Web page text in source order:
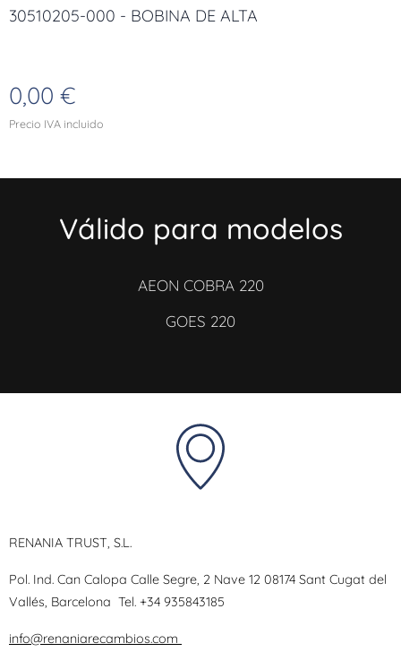
30510205-000
30510205-000 - BOBINA DE ALTA
0,00 €
Precio IVA incluido
Válido para modelos
AEON COBRA 220
GOES 220
RENANIA TRUST, S.L.
Pol. Ind. Can Calopa Calle Segre, 2 Nave 12 08174 Sant Cugat del
Vallés, Barcelona Tel. +34 935843185
info@renaniarecambios.com